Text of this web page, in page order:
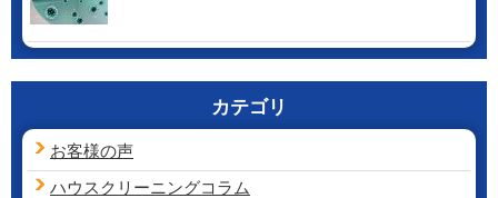
カテゴリ
お客様の声
ハウスクリーニングコラム